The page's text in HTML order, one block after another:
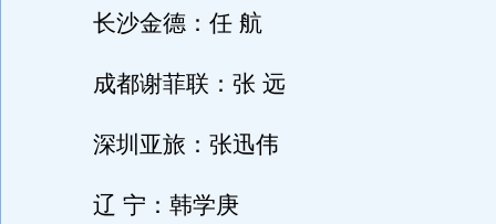
长沙金德：任 航
成都谢菲联：张 远
深圳亚旅：张迅伟
辽 宁：韩学庚